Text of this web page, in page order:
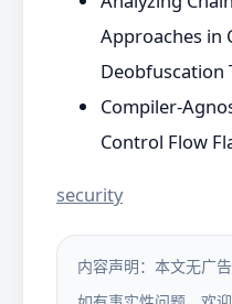
Approaches in
Deobfuscation
Compiler-
Control Flow
security
内容声明：本文无广